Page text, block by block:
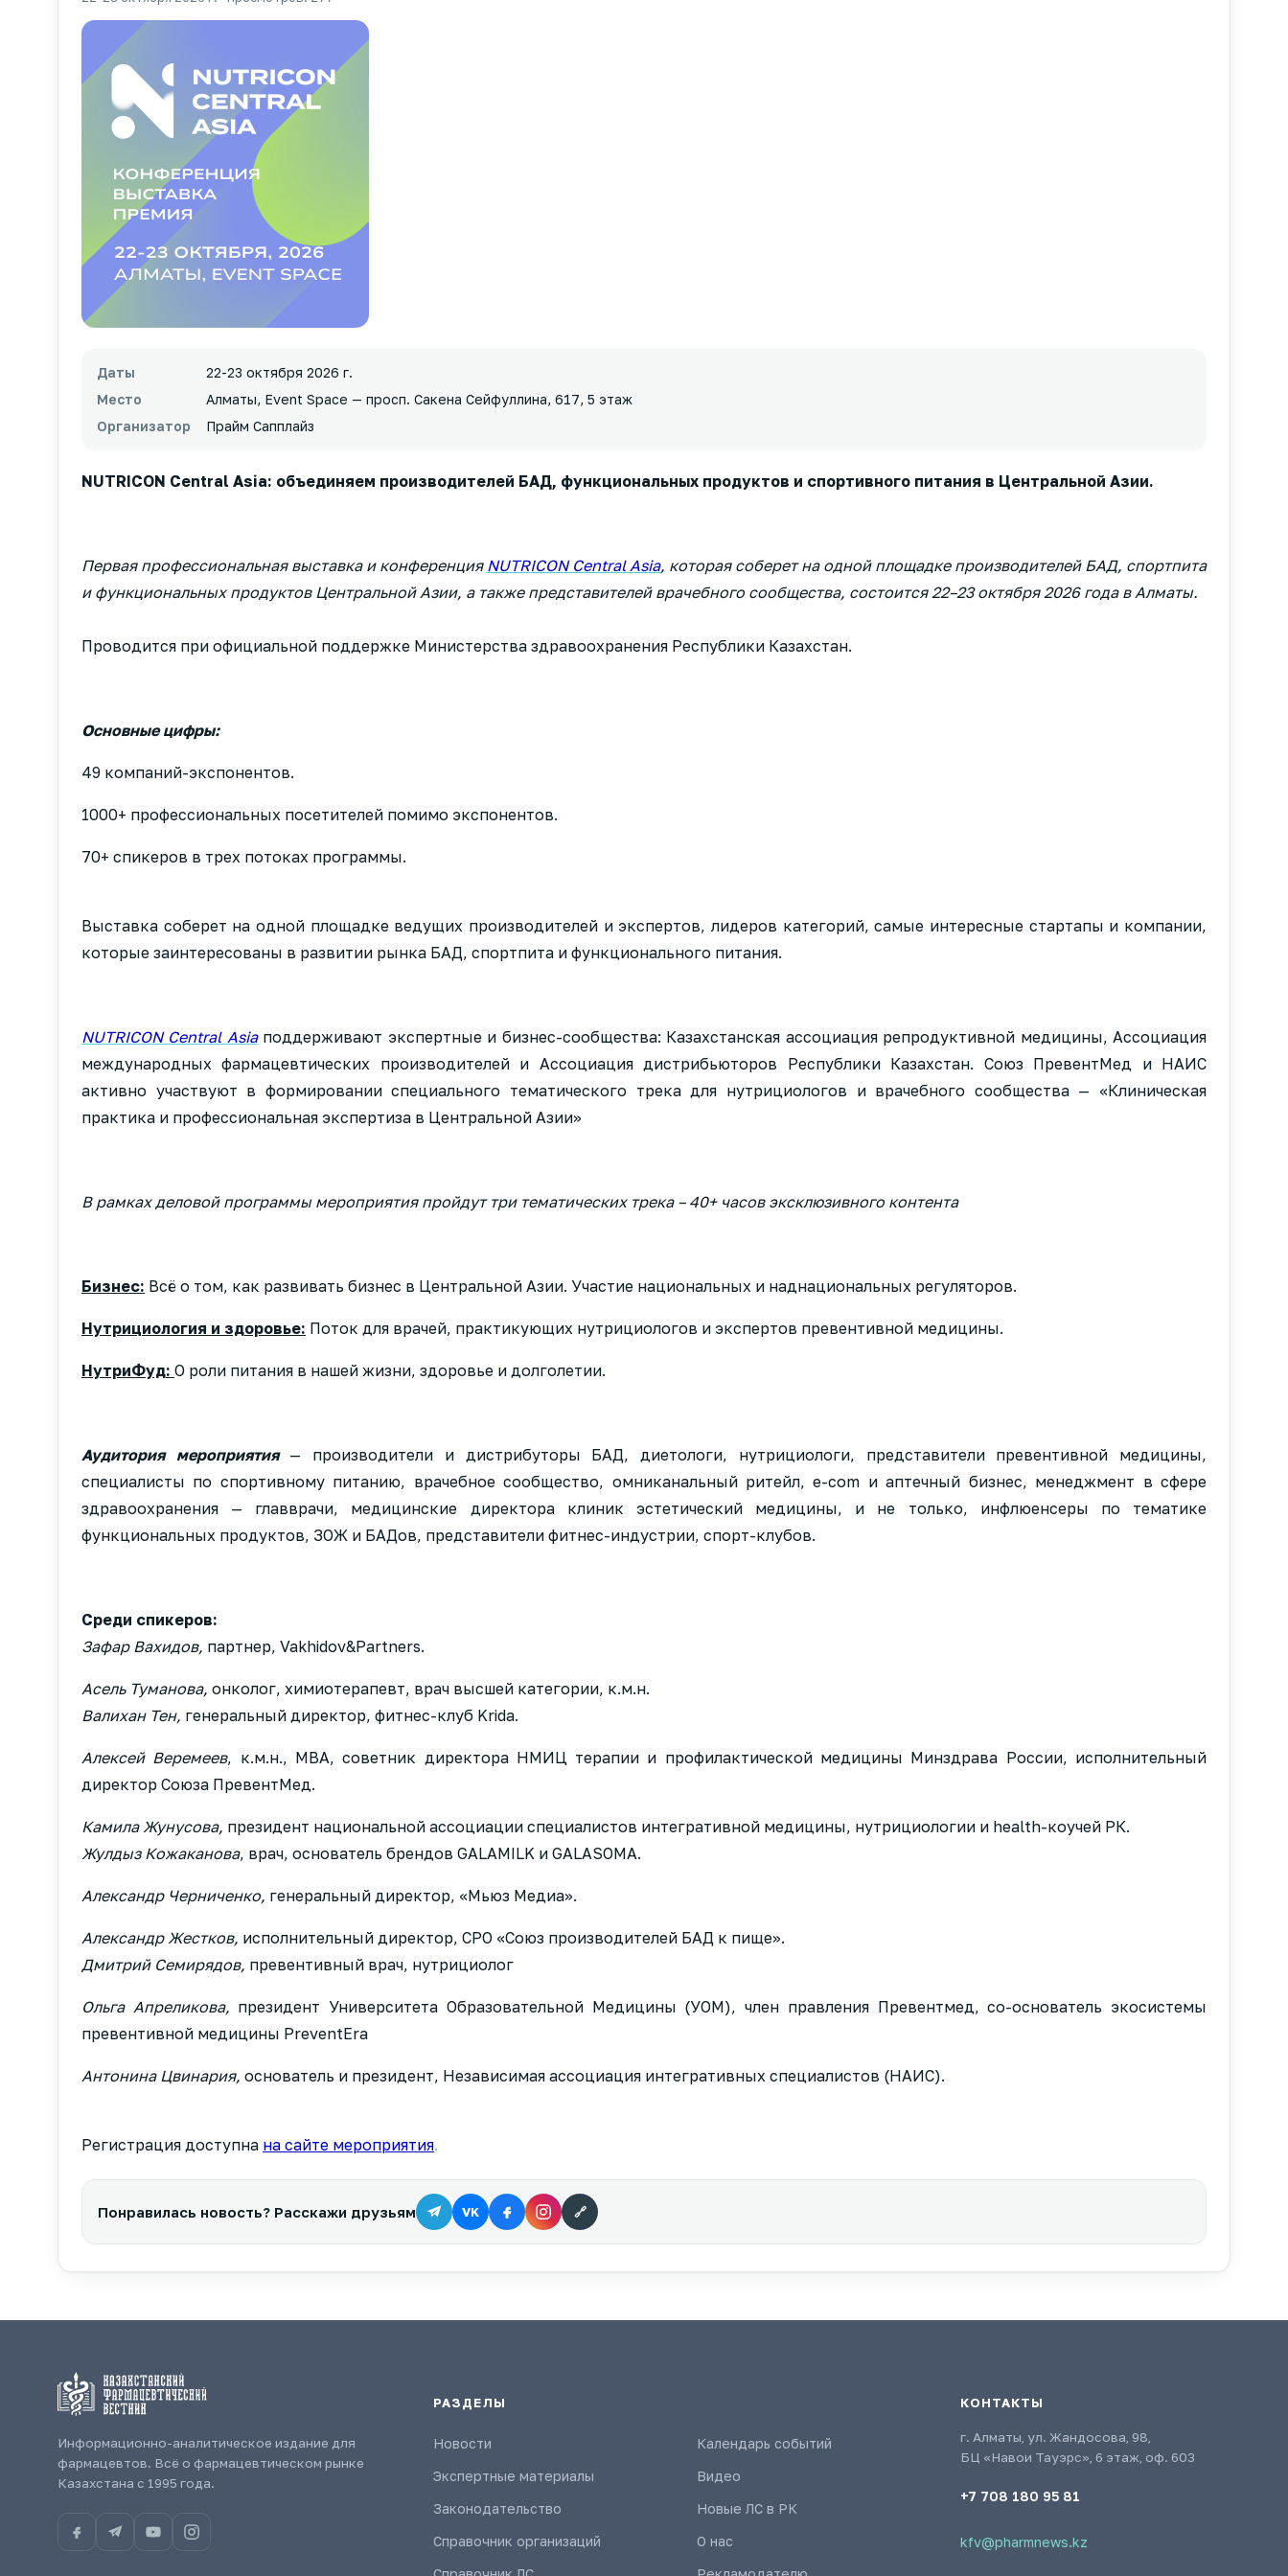
Даты
22-23 октября 2026 г.
Место
Алматы, Event Space — просп. Сакена Сейфуллина, 617, 5 этаж
Организатор
Прайм Сапплайз
NUTRICON Central Asia: объединяем производителей БАД, функциональных продуктов и спортивного питания в Центральной Азии.
Первая профессиональная выставка и конференция NUTRICON Central Asia, которая соберет на одной площадке производителей БАД, спортпита
и функциональных продуктов Центральной Азии, а также представителей врачебного сообщества, состоится 22–23 октября 2026 года в Алматы.
Проводится при официальной поддержке Министерства здравоохранения Республики Казахстан.
Основные цифры:
49 компаний-экспонентов.
1000+ профессиональных посетителей помимо экспонентов.
70+ спикеров в трех потоках программы.
Выставка соберет на одной площадке ведущих производителей и экспертов, лидеров категорий, самые интересные стартапы и компании,
которые заинтересованы в развитии рынка БАД, спортпита и функционального питания.
NUTRICON Central Asiaподдерживают экспертные и бизнес-сообщества: Казахстанская ассоциация репродуктивной медицины, Ассоциация
международных фармацевтических производителей и Ассоциация дистрибьюторов Республики Казахстан. Союз ПревентМед и НАИС
активно участвуют в формировании специального тематического трека для нутрициологов и врачебного сообщества — «Клиническая
практика и профессиональная экспертиза в Центральной Азии»
В рамках деловой программы мероприятия пройдут три тематических трека – 40+ часов эксклюзивного контента
Бизнес: Всё о том, как развивать бизнес в Центральной Азии. Участие национальных и наднациональных регуляторов.
Нутрициология и здоровье: Поток для врачей, практикующих нутрициологов и экспертов превентивной медицины.
НутриФуд: О роли питания в нашей жизни, здоровье и долголетии.
Аудитория мероприятия — производители и дистрибуторы БАД, диетологи, нутрициологи, представители превентивной медицины,
специалисты по спортивному питанию, врачебное сообщество, омниканальный ритейл, e-com и аптечный бизнес, менеджмент в сфере
здравоохранения — главврачи, медицинские директора клиник эстетический медицины, и не только, инфлюенсеры по тематике
функциональных продуктов, ЗОЖ и БАДов, представители фитнес-индустрии, спорт-клубов.
Среди спикеров:
Зафар Вахидов, партнер, Vakhidov&Partners.
Асель Туманова, онколог, химиотерапевт, врач высшей категории, к.м.н.
Валихан Тен, генеральный директор, фитнес-клуб Krida.
Алексей Веремеев, к.м.н., MBA, советник директора НМИЦ терапии и профилактической медицины Минздрава России, исполнительный
директор Союза ПревентМед.
Камила Жунусова, президент национальной ассоциации специалистов интегративной медицины, нутрициологии и health-коучей РК.
Жулдыз Кожаканова, врач, основатель брендов GALAMILK и GALASOMA.
Александр Черниченко, генеральный директор, «Мьюз Медиа».
Александр Жестков, исполнительный директор, СРО «Союз производителей БАД к пище».
Дмитрий Семирядов, превентивный врач, нутрициолог
Ольга Апреликова, президент Университета Образовательной Медицины (УОМ), член правления Превентмед, со-основатель экосистемы
превентивной медицины PreventEra
Антонина Цвинария, основатель и президент, Независимая ассоциация интегративных специалистов (НАИС).
Регистрация доступна на сайте мероприятия.
Понравилась новость? Расскажи друзьям VK 🔗
Информационно-аналитическое издание для
фармацевтов. Всё о фармацевтическом рынке
Казахстана с 1995 года.
РАЗДЕЛЫ
Новости
Экспертные материалы
Законодательство
Справочник организаций
Календарь событий
Видео
Новые ЛС в РК
О нас
КОНТАКТЫ
г. Алматы, ул. Жандосова, 98,
БЦ «Навои Тауэрс», 6 этаж, оф. 603
+7 708 180 95 81
kfv@pharmnews.kz